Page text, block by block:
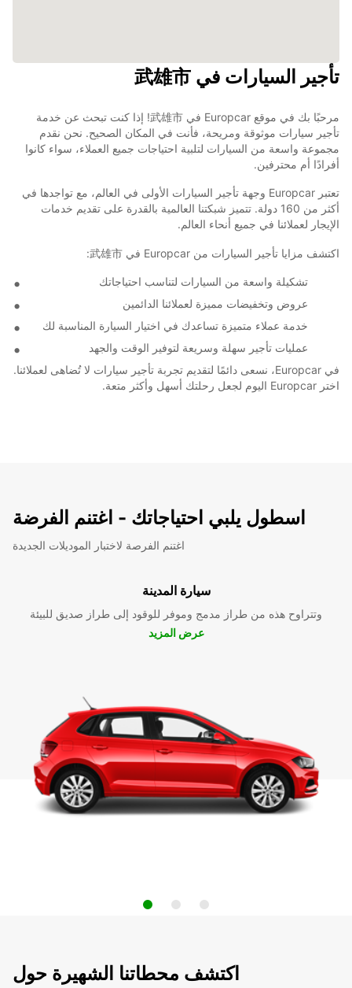
تأجير السيارات في 武雄市
مرحبًا بك في موقع Europcar في 武雄市! إذا كنت تبحث عن خدمة
تأجير سيارات موثوقة ومريحة، فأنت في المكان الصحيح. نحن نقدم
مجموعة واسعة من السيارات لتلبية احتياجات جميع العملاء، سواء كانوا
أفرادًا أم محترفين.
تعتبر Europcar وجهة تأجير السيارات الأولى في العالم، مع تواجدها في
أكثر من 160 دولة. تتميز شبكتنا العالمية بالقدرة على تقديم خدمات
الإيجار لعملائنا في جميع أنحاء العالم.
اكتشف مزايا تأجير السيارات من Europcar في 武雄市:
تشكيلة واسعة من السيارات لتناسب احتياجاتك
عروض وتخفيضات مميزة لعملائنا الدائمين
خدمة عملاء متميزة تساعدك في اختيار السيارة المناسبة لك
عمليات تأجير سهلة وسريعة لتوفير الوقت والجهد
في Europcar، نسعى دائمًا لتقديم تجربة تأجير سيارات لا تُضاهى لعملائنا.
اختر Europcar اليوم لجعل رحلتك أسهل وأكثر متعة.
اسطول يلبي احتياجاتك - اغتنم الفرضة
اغتنم الفرصة لاختبار الموديلات الجديدة
سيارة المدينة
وتتراوح هذه من طراز مدمج وموفر للوقود إلى طراز صديق للبيئة
عرض المزيد
اكتشف محطاتنا الشهيرة حول